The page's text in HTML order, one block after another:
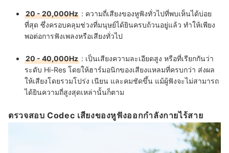
20 - 20,000Hz : ความถี่เสียงของหูฟังทั่วไปที่พบเห็นได้บ่อย
ที่สุด ซึ่งครอบคลุมช่วงที่มนุษย์ได้ยินครบถ้วนอยู่แล้ว ทำให้เพียง
พอต่อการฟังเพลงหรือเสียงทั่วไป
20 - 40,000Hz : เป็นเสียงความละเอียดสูง หรือที่เรียกกันว่า
ระดับ Hi-Res โดยให้ฮาร์มอนิกของเสียงแหลมที่ครบกว่า ส่งผล
ให้เสียงโดยรวมโปร่ง เนียน และคมชัดขึ้น แม้ผู้ฟังจะไม่สามารถ
ได้ยินความถี่สูงสุดเหล่านั้นก็ตาม
ตรวจสอบ Codec เสียงของหูฟังออกกำลังกายไร้สาย